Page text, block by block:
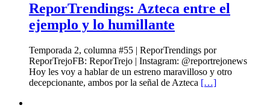
ReporTrendings: Azteca entre el
ejemplo y lo humillante
Temporada 2, columna #55 | ReporTrendings por
ReporTrejoFB: ReporTrejo | Instagram: @reportrejonews
Hoy les voy a hablar de un estreno maravilloso y otro
decepcionante, ambos por la señal de Azteca […]